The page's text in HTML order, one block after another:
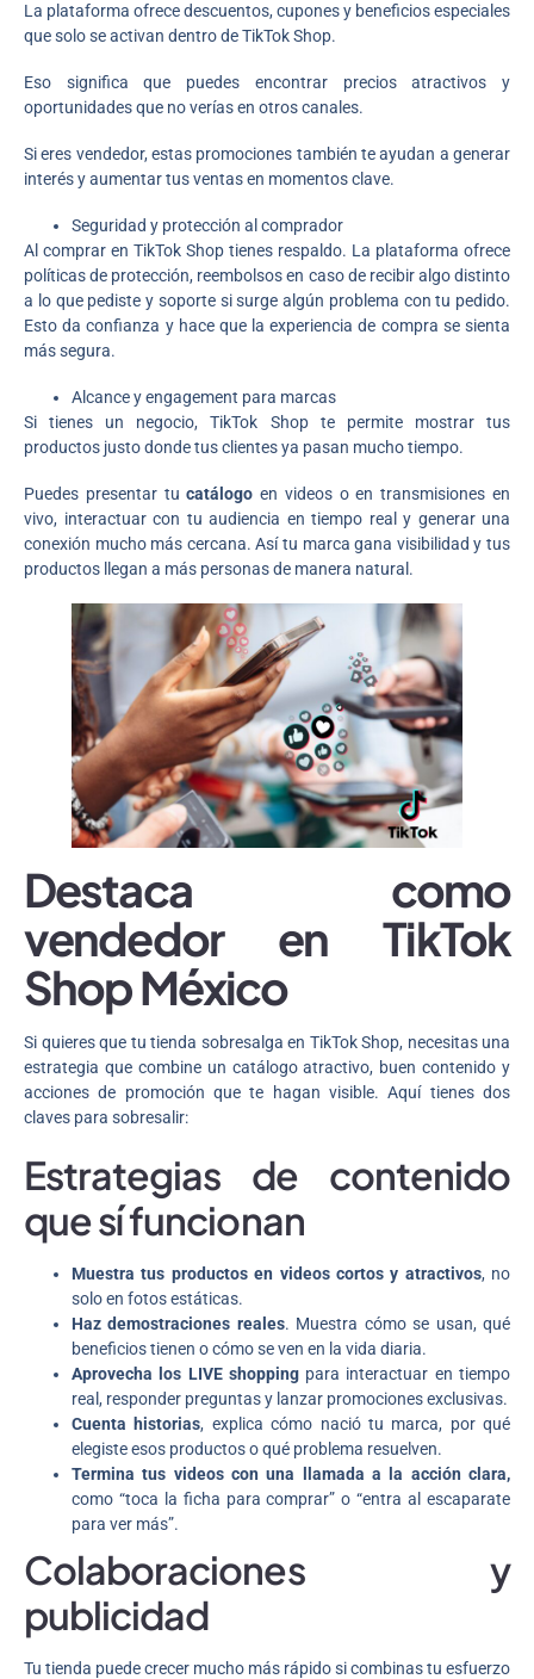
La plataforma ofrece descuentos, cupones y beneficios especiales
que solo se activan dentro de TikTok Shop.
Eso significa que puedes encontrar precios atractivos y
oportunidades que no verías en otros canales.
Si eres vendedor, estas promociones también te ayudan a generar
interés y aumentar tus ventas en momentos clave.
Seguridad y protección al comprador
Al comprar en TikTok Shop tienes respaldo. La plataforma ofrece
políticas de protección, reembolsos en caso de recibir algo distinto
a lo que pediste y soporte si surge algún problema con tu pedido.
Esto da confianza y hace que la experiencia de compra se sienta
más segura.
Alcance y engagement para marcas
Si tienes un negocio, TikTok Shop te permite mostrar tus
productos justo donde tus clientes ya pasan mucho tiempo.
Puedes presentar tu catálogo en videos o en transmisiones en
vivo, interactuar con tu audiencia en tiempo real y generar una
conexión mucho más cercana. Así tu marca gana visibilidad y tus
productos llegan a más personas de manera natural.
Destaca como
vendedor en TikTok
Shop México
Si quieres que tu tienda sobresalga en TikTok Shop, necesitas una
estrategia que combine un catálogo atractivo, buen contenido y
acciones de promoción que te hagan visible. Aquí tienes dos
claves para sobresalir:
Estrategias de contenido
que sí funcionan
Muestra tus productos en videos cortos y atractivos, no
solo en fotos estáticas.
Haz demostraciones reales. Muestra cómo se usan, qué
beneficios tienen o cómo se ven en la vida diaria.
Aprovecha los LIVE shoppingpara interactuar en tiempo
real, responder preguntas y lanzar promociones exclusivas.
Cuenta historias, explica cómo nació tu marca, por qué
elegiste esos productos o qué problema resuelven.
Termina tus videos con una llamada a la acción clara,
como “toca la ficha para comprar” o “entra al escaparate
para ver más”.
Colaboraciones y
publicidad
Tu tienda puede crecer mucho más rápido si combinas tu esfuerzo